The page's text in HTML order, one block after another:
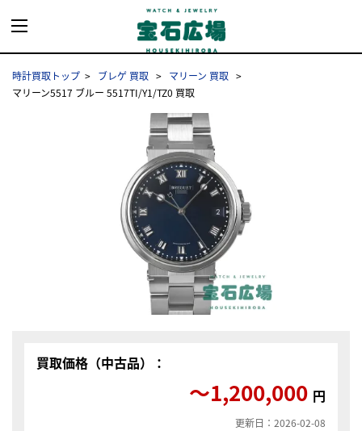
時計買取トップ ブレゲ 買取
マリーン 買取
マリーン5517 ブルー 5517TI/Y1/TZ0 買取
買取価格（中古品）：
〜1,200,000 円
更新日：2026-02-08